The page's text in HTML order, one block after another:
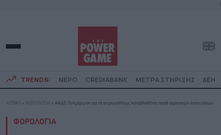
TRENDS: ΝΕΡΟ CREDIABANK ΜΕΤΡΑ ΣΤΗΡΙΞΗΣ ΔΕΗ
ΑΡΧΙΚΗ » ΦΟΡΟΛΟΓΙΑ » ΑΑΔΕ: Ενημέρωση για τα αχρεωστήτως καταβληθέντα ποσά αγροτικών ενισχύσεων
ΦΟΡΟΛΟΓΙΑ